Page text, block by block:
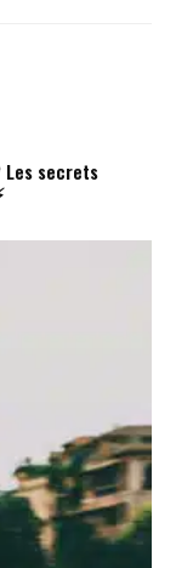
secrets